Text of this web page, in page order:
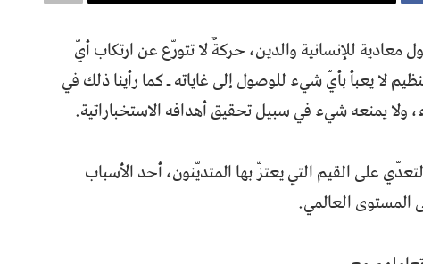
للإنسانية والدين، حركةٌ لا تتورّع عن ارتكاب أيّ
لا يعبأ بأيّ شيء للوصول إلى غاياته ـ كما رأينا ذلك في
ولا يمنعه شيء في سبيل تحقيق أهدافه الاستخباراتية.
على القيم التي يعتزّ بها المتديّنون، أحد الأسباب
المستوى العالمي.